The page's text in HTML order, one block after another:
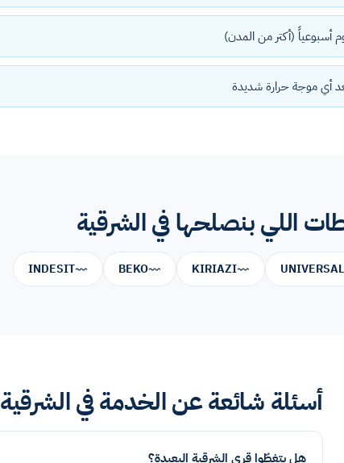
أسبوعياً (أكتر من المدن)
أي موجة حرارة شديدة
اللي بنصلحها في الشرقية
UNIVERSAL
KIRIAZI
BEKO
INDESIT
أسئلة شائعة عن الخدمة في الشرقية
هل بتغطّوا قرى الشرقية البعيدة؟